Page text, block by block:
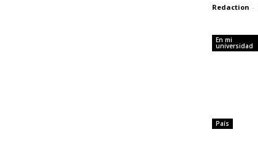
Redaction -
En mi
universidad
País